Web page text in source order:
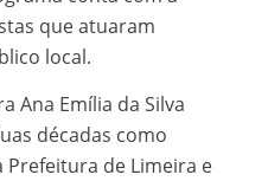
que atuaram
local.
Ana Emília da Silva
décadas como
de Limeira e